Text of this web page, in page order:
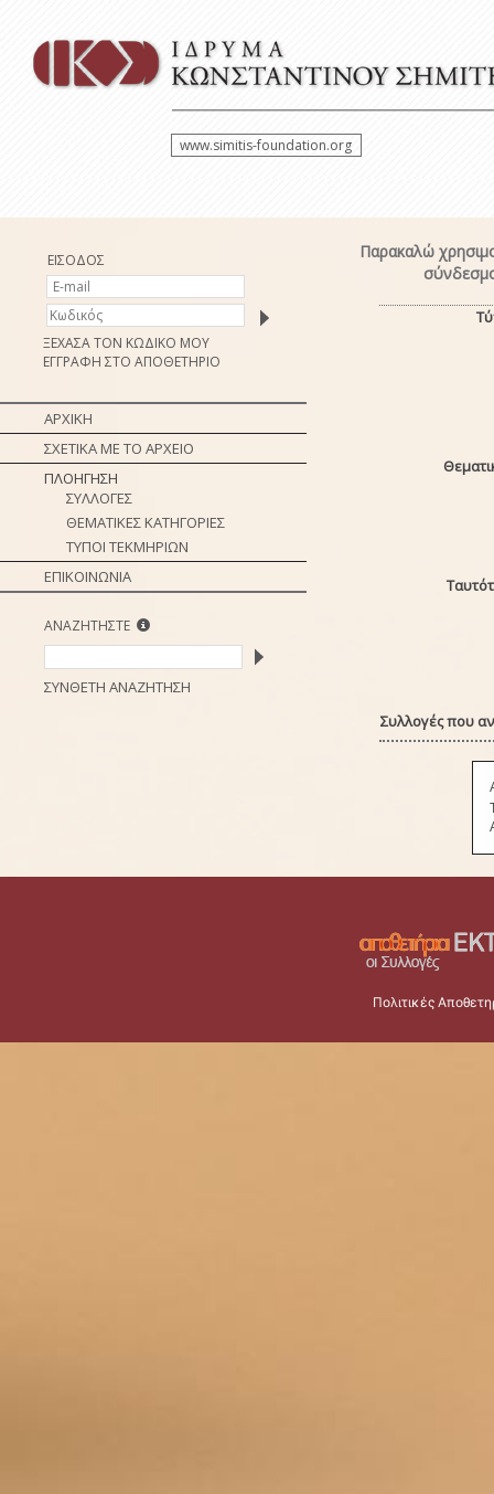
www.simitis-foundation.org
ΕΙΣΟΔΟΣ
ΞΕΧΑΣΑ ΤΟΝ ΚΩΔΙΚΟ ΜΟΥ
ΕΓΓΡΑΦΗ ΣΤΟ ΑΠΟΘΕΤΗΡΙΟ
ΑΡΧΙΚΗ
ΣΧΕΤΙΚΑ ΜΕ ΤΟ ΑΡΧΕΙΟ
ΠΛΟΗΓΗΣΗ
ΣΥΛΛΟΓΕΣ
ΘΕΜΑΤΙΚΕΣ ΚΑΤΗΓΟΡΙΕΣ
ΤΥΠΟΙ ΤΕΚΜΗΡΙΩΝ
ΕΠΙΚΟΙΝΩΝΙΑ
ΑΝΑΖΗΤΗΣΤΕ
ΣΥΝΘΕΤΗ ΑΝΑΖΗΤΗΣΗ
Παρακαλώ
Συλλογές που